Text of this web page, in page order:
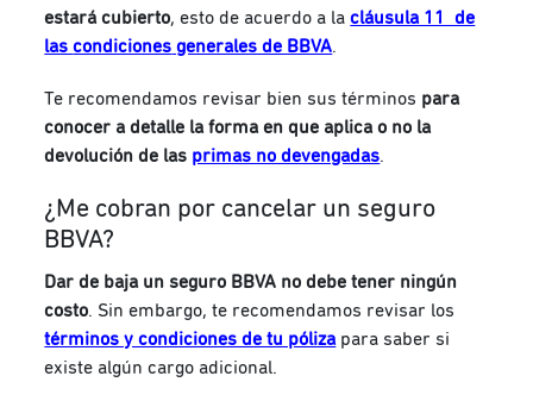
estará cubierto, esto de acuerdo a lacláusula 11 de
lascondiciones generales de BBVA.
Te recomendamos revisar bien sus términos para
conocer a detalle la forma en que aplica o no la
devolución de las primas no devengadas.
¿Me cobran por cancelar un seguro
BBVA?
Dar de baja un seguro BBVA no debe tener ningún
costo. Sin embargo, te recomendamos revisar los
términos y condiciones de tu póliza para saber si
existe algún cargo adicional.